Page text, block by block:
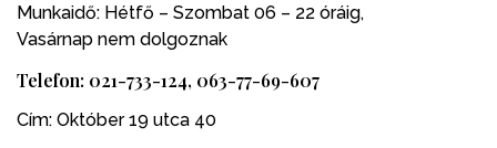
Munkaidő: Hétfő – Szombat 06 – 22 óráig,
Vasárnap nem dolgoznak
Telefon: 021-733-124, 063-77-69-607
Cím: Október 19 utca 40